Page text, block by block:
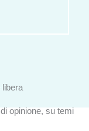
libera
opinione, su temi